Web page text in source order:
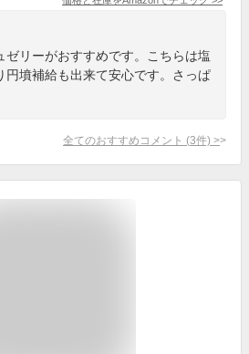
ゼリーがおすすめです。こちらは塩
円墳補給も出来て安心です。さっぱ
全てのおすすめコメント (3件) >